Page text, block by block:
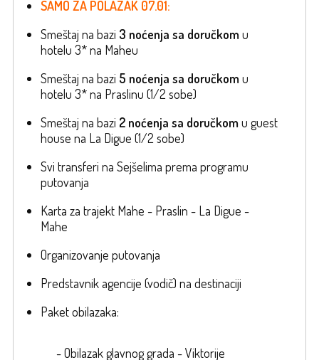
SAMO ZA POLAZAK 07.01:
Smeštaj na bazi 3 noćenja sa doručkomu
hotelu 3* na Maheu
Smeštaj na bazi 5 noćenja sa doručkomu
hotelu 3* na Praslinu (1/2 sobe)
Smeštaj na bazi 2 noćenja sa doručkomu guest
house na La Digue (1/2 sobe)
Svi transferi na Sejšelima prema programu
putovanja
Karta za trajekt Mahe - Praslin - La Digue -
Mahe
Organizovanje putovanja
Predstavnik agencije (vodič) na destinaciji
Paket obilazaka:
- Obilazak glavnog grada - Viktorije